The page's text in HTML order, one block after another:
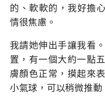
的、軟軟的，我好擔
情很焦慮。
我請她伸出手讓我看
置，有一個大約一點
膚顏色正常，摸起來
小氣球，可以稍微推動